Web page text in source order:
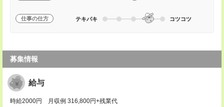
仕事の仕方 テキパキ コツコツ
募集情報
給与
時給2000円 月収例 316,800円+残業代